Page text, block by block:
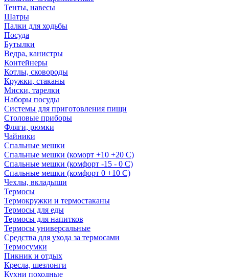
Тенты, навесы
Шатры
Палки для ходьбы
Посуда
Бутылки
Ведра, канистры
Контейнеры
Котлы, сковороды
Кружки, стаканы
Миски, тарелки
Наборы посуды
Системы для приготовления пищи
Столовые приборы
Фляги, рюмки
Чайники
Спальные мешки
Спальные мешки (коморт +10 +20 С)
Спальные мешки (комфорт -15 - 0 С)
Спальные мешки (комфорт 0 +10 С)
Чехлы, вкладыши
Термосы
Термокружки и термостаканы
Термосы для еды
Термосы для напитков
Термосы универсальные
Средства для ухода за термосами
Термосумки
Пикник и отдых
Кресла, шезлонги
Кухни походные